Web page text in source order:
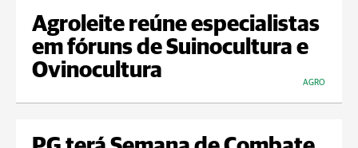
Agroleite reúne especialistas
em fóruns de Suinocultura e
Ovinocultura
AGRO